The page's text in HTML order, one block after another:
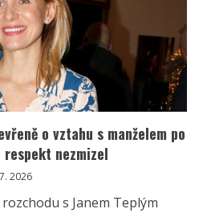
o vztahu s manželem po
nezmizel
2026
s Janem Teplým